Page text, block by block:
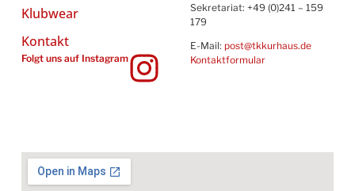
Klubwear
Kontakt
Folgt uns auf Instagram
Sekretariat: +49 (0)241 – 159
179
E-Mail: post@tkkurhaus.de
Kontaktformular